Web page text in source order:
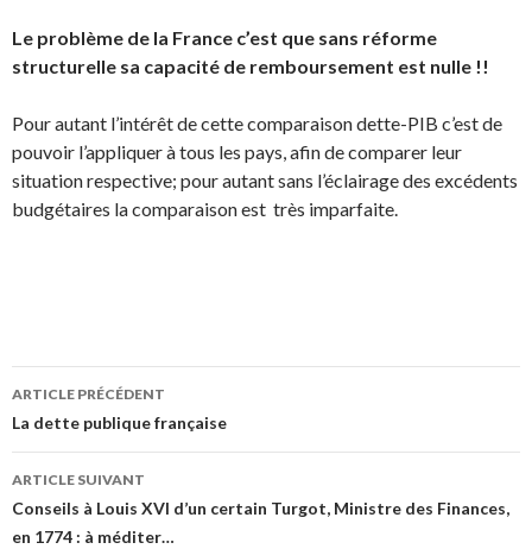
Le problème de la France c’est que sans réforme
structurelle sa capacité de remboursement est nulle !!
Pour autant l’intérêt de cette comparaison dette-PIB c’est de
pouvoir l’appliquer à tous les pays, afin de comparer leur
situation respective; pour autant sans l’éclairage des excédents
budgétaires la comparaison est très imparfaite.
Navigation de l’article
ARTICLE PRÉCÉDENT
La dette publique française
ARTICLE SUIVANT
Conseils à Louis XVI d’un certain Turgot, Ministre des Finances,
en 1774 : à méditer…